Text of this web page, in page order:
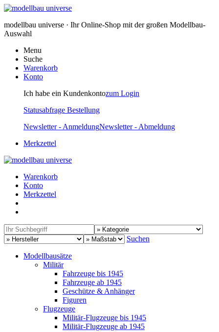
modellbau universe · Ihr Online-Shop mit der großen Modellbau-
Auswahl
Menu
Suche
Warenkorb
Konto
Ich habe ein Kundenkontozum Login
Statusabfrage Bestellung
Newsletter - AnmeldungNewsletter - Abmeldung
Merkzettel
Warenkorb
Konto
Merkzettel
Suchen
Modellbausätze
Militär
Fahrzeuge bis 1945
Fahrzeuge ab 1945
Geschütze & Anhänger
Figuren
Flugzeuge
Militär-Flugzeuge bis 1945
Militär-Flugzeuge ab 1945